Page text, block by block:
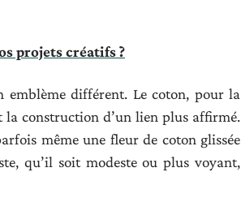
projets créatifs ?
emblème différent. Le coton, pour la
construction d’un lien plus affirmé.
même une fleur de coton glissée
qu’il soit modeste ou plus voyant,